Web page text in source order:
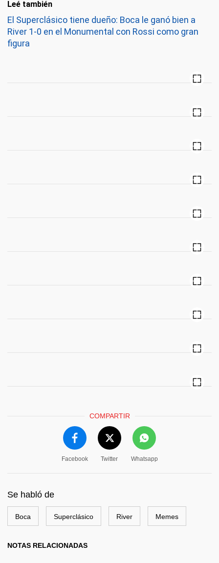
Leé también
El Superclásico tiene dueño: Boca le ganó bien a
River 1-0 en el Monumental con Rossi como gran
figura
COMPARTIR
Facebook Twitter Whatsapp
Se habló de
Boca Superclásico River Memes
NOTAS RELACIONADAS